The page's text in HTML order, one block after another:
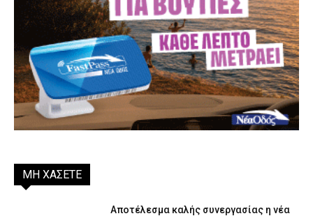
ΜΗ ΧΑΣΕΤΕ
Αποτέλεσμα καλής συνεργασίας η νέα